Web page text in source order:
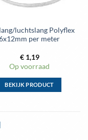
luchtslang Polyflex
per meter
€1,19
Op voorraad
BEKIJK PRODUCT